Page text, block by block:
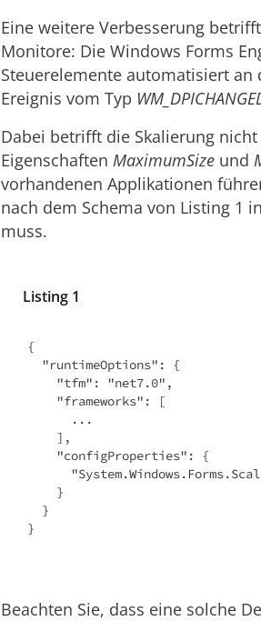
Eine weitere Verbesserung
Monitore: Die Windows Forms
Steuerelemente automatisiert an
Ereignis vom Typ
Dabei betrifft die Skalierung
Eigenschaften MaximumSize und
vorhandenen Applikationen
nach dem Schema von Listing 1
muss.
Listing 1
{
}
Beachten Sie, dass eine solche